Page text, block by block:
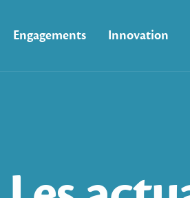
Engagements Innovation